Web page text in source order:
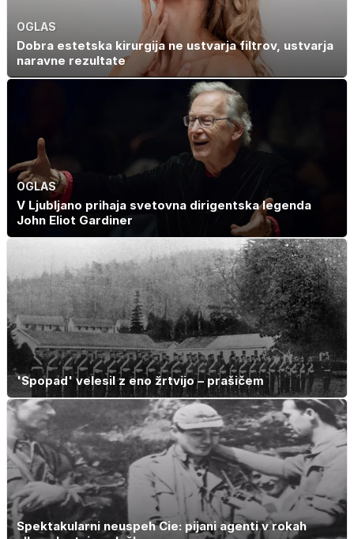
OGLAS
Dobra estetska kirurgija ne ustvarja filtrov, ustvarja
naravne rezultate
OGLAS
V Ljubljano prihaja svetovna dirigentska legenda
John Eliot Gardiner
'Spopad' velesil z eno žrtvijo – prašičem
Spektakularni neuspeh Cie: pijani agenti v rokah